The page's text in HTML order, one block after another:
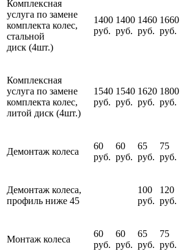
Комплексная
услуга по замене
комплекта колес,
стальной
диск (4шт.)
1400
руб.
1400
руб.
1460
руб.
1660
руб.
Комплексная
услуга по замене
комплекта колес,
литой диск (4шт.)
1540
руб.
1540
руб.
1620
руб.
1800
руб.
Демонтаж колеса
60
руб.
60
руб.
65
руб.
75
руб.
Демонтаж колеса,
профиль ниже 45
100
руб.
120
руб.
Монтаж колеса
60
руб.
60
руб.
65
руб.
75
руб.